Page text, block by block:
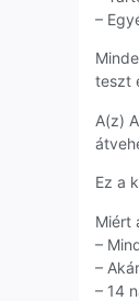
–
teszt
A(z)
Ez a
Miért
–
–
– 14